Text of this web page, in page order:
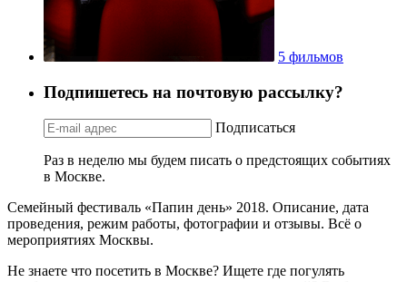
5 фильмов
Подпишетесь на почтовую рассылку?
Подписаться
Раз в неделю мы будем писать о предстоящих событиях
в Москве.
Семейный фестиваль «Папин день» 2018. Описание, дата
проведения, режим работы, фотографии и отзывы. Всё о
мероприятиях Москвы.
Не знаете что посетить в Москве? Ищете где погулять